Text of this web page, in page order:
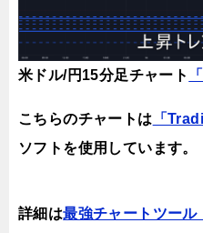
米ドル/円15分足チャート
こちらのチャートは 「
ソフトを使用しています。
詳細は最強チャートツー